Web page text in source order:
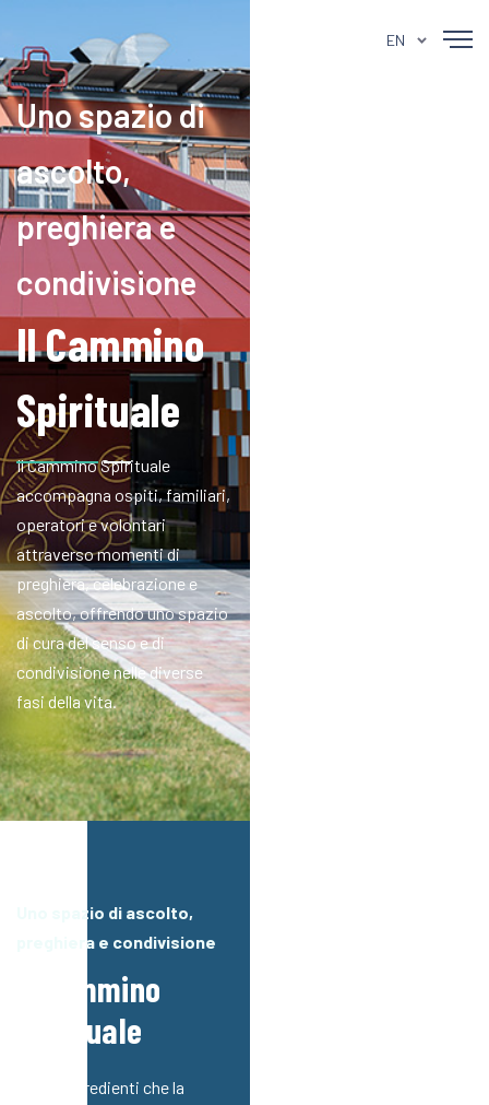
EN
Uno spazio di
ascolto,
preghiera e
condivisione
Il Cammino
Spirituale
Il Cammino Spirituale
accompagna ospiti, familiari,
operatori e volontari
attraverso momenti di
preghiera, celebrazione e
ascolto, offrendo uno spazio
di cura del senso e di
condivisione nelle diverse
fasi della vita.
Uno spazio di ascolto,
preghiera e condivisione
Il Cammino
Spirituale
Tra gli ingredienti che la